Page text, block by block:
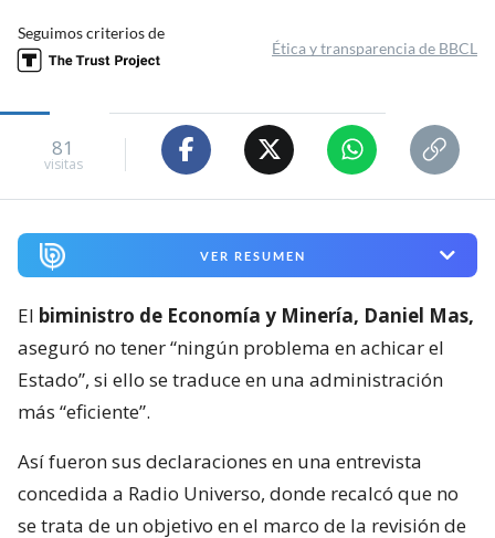
Seguimos criterios de
Ética y transparencia de BBCL
81
visitas
VER RESUMEN
El biministro de Economía y Minería, Daniel Mas,
aseguró no tener “ningún problema en achicar el
Estado”, si ello se traduce en una administración
más “eficiente”.
Así fueron sus declaraciones en una entrevista
concedida a Radio Universo, donde recalcó que no
se trata de un objetivo en el marco de la revisión de